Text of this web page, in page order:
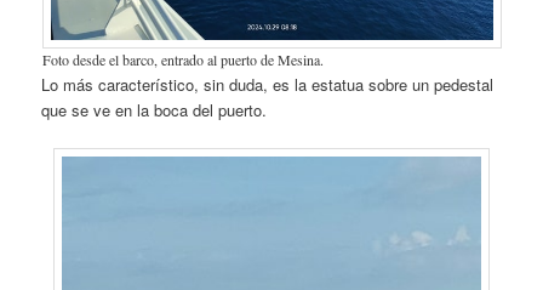
Foto desde el barco, entrado al puerto de Mesina.
Lo más característico, sin duda, es la estatua sobre un pedestal
que se ve en la boca del puerto.